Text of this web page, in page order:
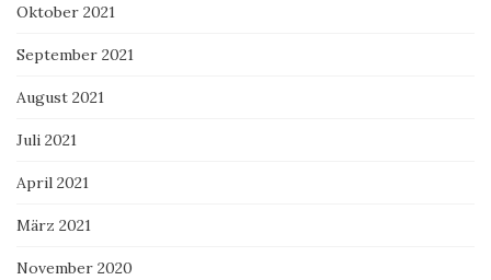
Oktober 2021
September 2021
August 2021
Juli 2021
April 2021
März 2021
November 2020